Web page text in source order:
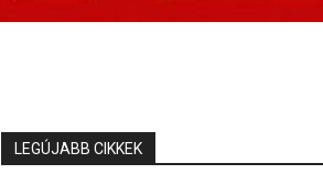
LEGÚJABB CIKKEK